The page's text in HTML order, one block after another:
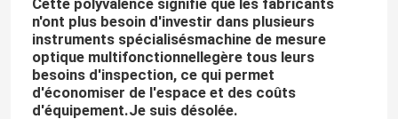
À la maison
Produits
Cette polyvalence signifie que les fabricants
n'ont plus besoin d'investir dans plusieurs
instruments spécialisésmachine de mesure
optique multifonctionnellegère tous leurs
besoins d'inspection, ce qui permet
d'économiser de l'espace et des coûts
d'équipement.Je suis désolée.